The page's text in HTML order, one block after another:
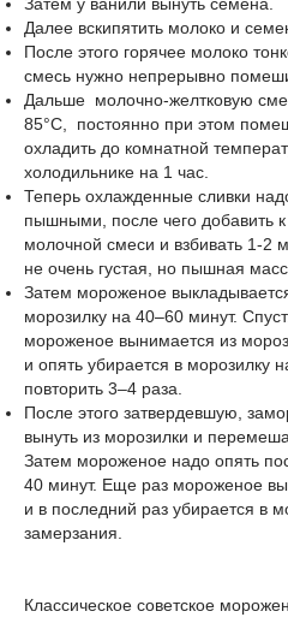
Далее вскипятить молоко и
После этого горячее молоко
смесь нужно непрерывно
Дальше молочно-желтковую
85°С, постоянно при этом
охладить до комнатной
холодильнике на 1 час.
Теперь охлажденные сливки
пышными, после чего добавить
молочной смеси и взбивать 1-2
не очень густая, но пышная
Затем мороженое
морозилку на 40–60 минут.
мороженое вынимается из
и опять убирается в морозилку
повторить 3–4 раза.
После этого затвердевшую,
вынуть из морозилки и
Затем мороженое надо опять
40 минут. Еще раз мороженое
и в последний раз убирается в
замерзания.
Классическое советское